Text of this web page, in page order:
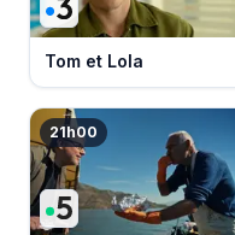
Tom et Lola
21h00